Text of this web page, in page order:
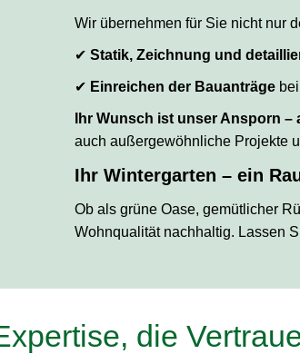
Wir übernehmen für Sie nicht nur
✔ Statik, Zeichnung und
✔ Einreichen der Bauanträge
Ihr Wunsch ist unser Ansporn
auch außergewöhnliche Projekte
Ihr Wintergarten – ein
Ob als grüne Oase, gemütlicher
Wohnqualität nachhaltig. Lassen
die